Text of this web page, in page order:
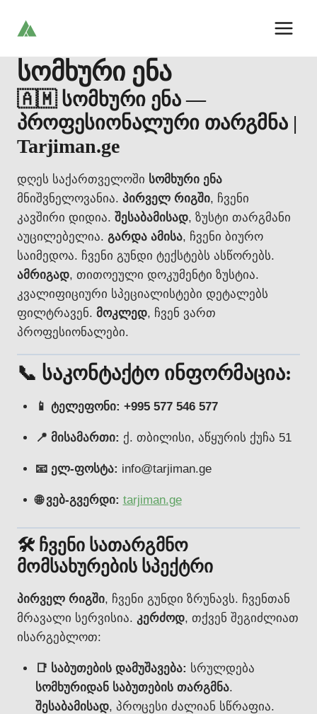
სომხური ენა
🇦🇲 სომხური ენა —
პროფესიონალური თარგმნა |
Tarjiman.ge
დღეს საქართველოში სომხური ენა
მნიშვნელოვანია. პირველ რიგში, ჩვენი
კავშირი დიდია. შესაბამისად, ზუსტი თარგმანი
აუცილებელია. გარდა ამისა, ჩვენი ბიურო
საიმედოა. ჩვენი გუნდი ტექსტებს ასწორებს.
ამრიგად, თითოეული დოკუმენტი ზუსტია.
კვალიფიციური სპეციალისტები დეტალებს
ფილტრავენ. მოკლედ, ჩვენ ვართ
პროფესიონალები.
📞 საკონტაქტო ინფორმაცია:
📱 ტელეფონი: +995 577 546 577
📍 მისამართი: ქ. თბილისი, აწყურის ქუჩა 51
📧 ელ-ფოსტა: info@tarjiman.ge
🌐 ვებ-გვერდი: tarjiman.ge
🛠️ ჩვენი სათარგმნო
მომსახურების სპექტრი
პირველ რიგში, ჩვენი გუნდი ზრუნავს. ჩვენთან
მრავალი სერვისია. კერძოდ, თქვენ შეგიძლიათ
ისარგებლოთ:
📑 საბუთების დამუშავება: სრულდება
სომხურიდან საბუთების თარგმნა.
შესაბამისად, პროცესი ძალიან სწრაფია.